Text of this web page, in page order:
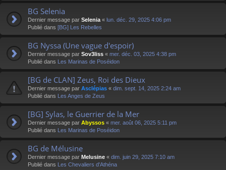
BG Selenia
Dernier message par Selenia « lun. déc. 29, 2025 4:06 pm
Publié dans [BG] Les Rebelles
BG Nyssa (Une vague d'espoir)
Dernier message par Sov3liss « mer. déc. 03, 2025 4:38 pm
Publié dans Les Marinas de Poséidon
[BG de CLAN] Zeus, Roi des Dieux
Dernier message par Asclépias « dim. sept. 14, 2025 2:24 am
Publié dans Les Anges de Zeus
[BG] Sylas, le Guerrier de la Mer
Dernier message par Abyssos « mer. août 06, 2025 5:11 pm
Publié dans Les Marinas de Poséidon
BG de Mélusine
Dernier message par Melusine « dim. juin 29, 2025 7:10 am
Publié dans Les Chevaliers d'Athéna